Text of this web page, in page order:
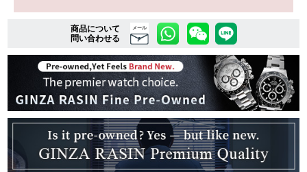
複数条件で商品を絞り込む
詳細検索はこちら
ご利用ガイド
GINZA RASINのプレミアムクオリティについて
商品について
問い合わせる
メール